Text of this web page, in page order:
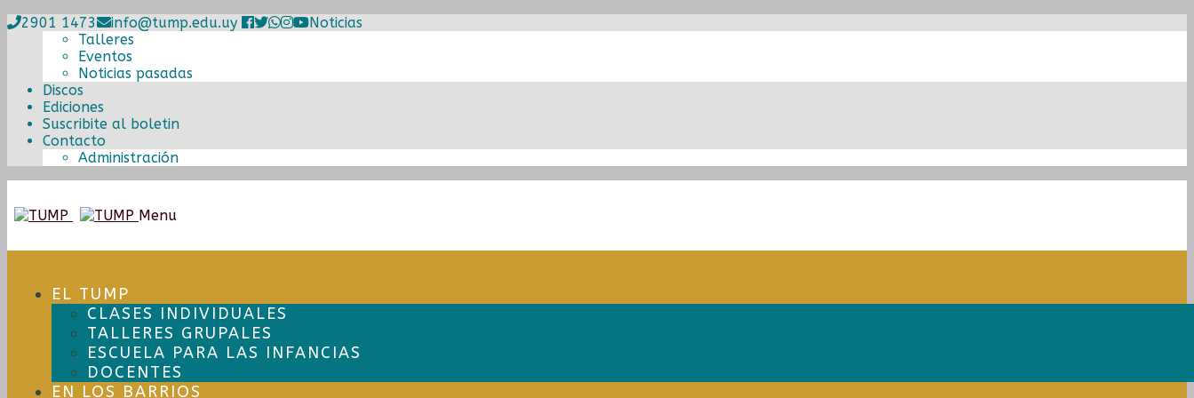
2901 1473 info@tump.edu.uy
Noticias
Talleres
Eventos
Noticias pasadas
Discos
Ediciones
Suscribite al boletin
Contacto
Administración
Ir
la
Ir
contenido
Menu
EL TUMP
CLASES INDIVIDUALES
TALLERES GRUPALES
ESCUELA PARA LAS INFANCIAS
DOCENTES
EN LOS BARRIOS